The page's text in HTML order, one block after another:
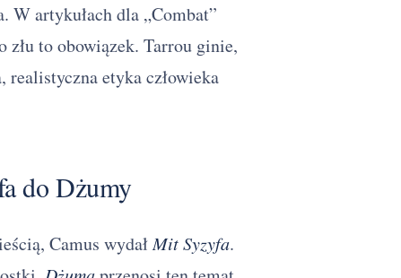
W artykułach dla „Combat”
złu to obowiązek. Tarrou ginie,
realistyczna etyka człowieka
do Dżumy
Camus wydałMit Syzyfa.